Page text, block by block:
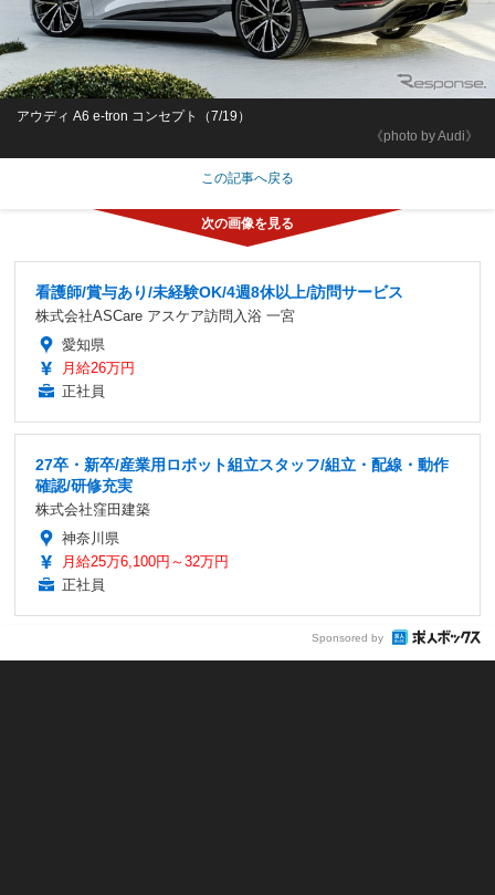
《photo by Audi》
アウディ A6 e-tron コンセプト（7/19）
この記事へ戻る
看護師/賞与あり/未経験OK/4週8休以上/訪問サービス
株式会社ASCare アスケア訪問入浴 一宮
愛知県
月給26万円
正社員
27卒・新卒/産業用ロボット組立スタッフ/組立・配線・動作
確認/研修充実
株式会社窪田建築
神奈川県
月給25万6,100円～32万円
正社員
Sponsored by